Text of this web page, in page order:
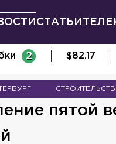
СТАТЬИ
2 $82.17
пятой